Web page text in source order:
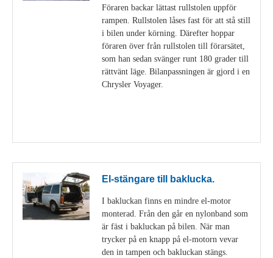
Föraren backar lättast rullstolen uppför
rampen. Rullstolen låses fast för att stå still
i bilen under körning. Därefter hoppar
föraren över från rullstolen till förarsätet,
som han sedan svänger runt 180 grader till
rättvänt läge. Bilanpassningen är gjord i en
Chrysler Voyager.
El-stängare till baklucka.
I bakluckan finns en mindre el-motor
monterad. Från den går en nylonband som
är fäst i bakluckan på bilen. När man
trycker på en knapp på el-motorn vevar
den in tampen och bakluckan stängs.